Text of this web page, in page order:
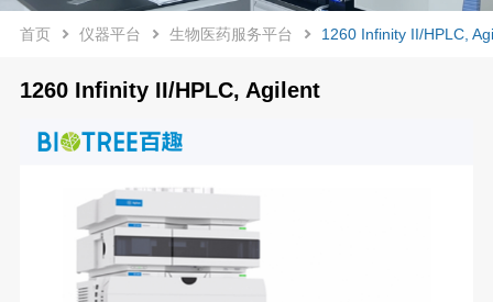
首页 仪器平台 生物医药服务平台 1260 Infinity II/HPLC,
1260 Infinity II/HPLC, Agilent